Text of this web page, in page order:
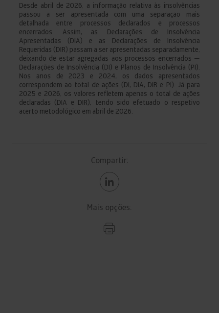
Desde abril de 2026, a informação relativa às insolvências
passou a ser apresentada com uma separação mais
detalhada entre processos declarados e processos
encerrados. Assim, as Declarações de Insolvência
Apresentadas (DIA) e as Declarações de Insolvência
Requeridas (DIR) passam a ser apresentadas separadamente,
deixando de estar agregadas aos processos encerrados —
Declarações de Insolvência (DI) e Planos de Insolvência (PI).
Nos anos de 2023 e 2024, os dados apresentados
correspondem ao total de ações (DI, DIA, DIR e PI). Já para
2025 e 2026, os valores refletem apenas o total de ações
declaradas (DIA e DIR), tendo sido efetuado o respetivo
acerto metodológico em abril de 2026.
Compartir:
Mais opções: